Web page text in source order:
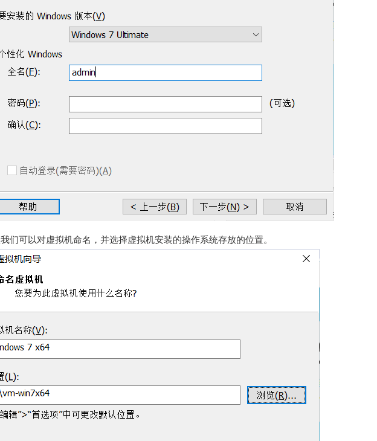
们可以对虚拟机命名，并选择虚拟机安装的操作系统存放的位置。